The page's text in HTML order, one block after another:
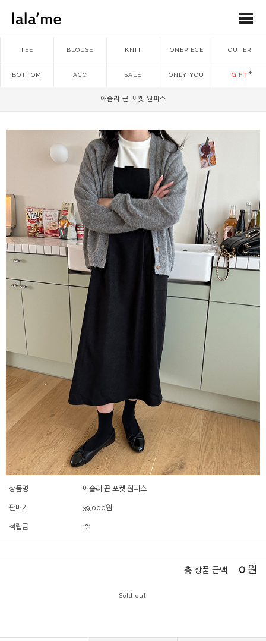
TEE BLOUSE KNIT ONEPIECE OUTER
BOTTOM ACC SALE ONLY YOU GIFT
애슐리 끈 포켓 원피스
상품명 애슐리 끈 포켓 원피스
판매가 39,000원
적립금 1%
총 상품 금액 0 원
Sold out